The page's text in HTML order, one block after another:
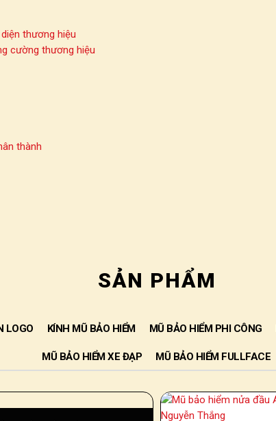
SẢN PHẨM
LOGO KÍNH MŨ BẢO HIỂM MŨ BẢO HIỂM PHI CÔNG
MŨ BẢO HIỂM XE ĐẠP MŨ BẢO HIỂM FULLFACE